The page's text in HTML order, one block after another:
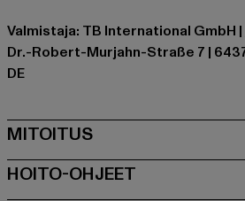
Valmistaja: TB International GmbH |
Dr.-Robert-Murjahn-Straße 7 |
DE
MITOITUS
HOITO-OHJEET